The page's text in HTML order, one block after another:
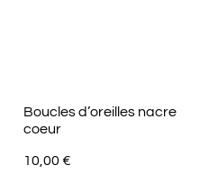
Boucles d’oreilles nacre
coeur
10,00 €